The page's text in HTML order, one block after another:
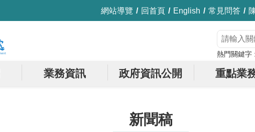
網站導覽 回首頁 English 常見問答
熱門關鍵字
業務資訊 政府資訊公開 重點業
新聞稿